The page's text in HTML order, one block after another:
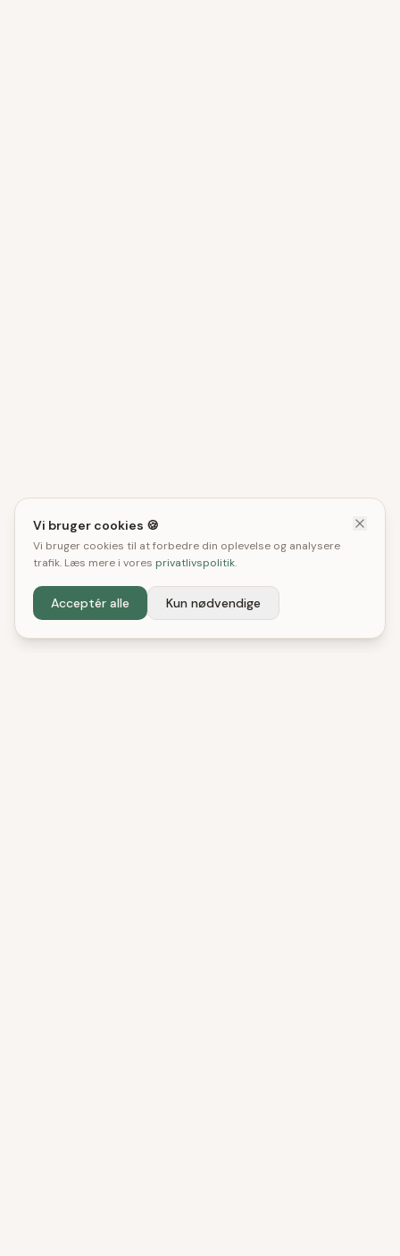
Vi bruger cookies 🍪
Vi bruger cookies til at forbedre din oplevelse og analysere
trafik. Læs mere i vores privatlivspolitik.
Acceptér alle Kun nødvendige